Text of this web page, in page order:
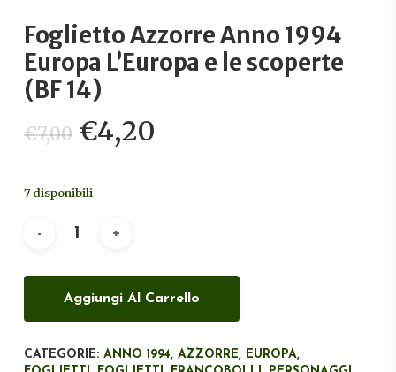
Foglietto Azzorre Anno 1994
Europa L’Europa e le scoperte
(BF 14)
€7,00 Il
prezzo
originale
€7,00.
€4,20
7 disponibili
Aggiungi Al Carrello
CATEGORIE: ANNO 1994, AZZORRE, EUROPA,